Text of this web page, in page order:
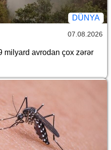
DÜNYA
07.08.2026
milyard avrodan çox zərər